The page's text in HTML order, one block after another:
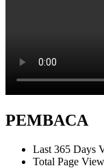
PEMBACA
Last 365 Days
Total Page